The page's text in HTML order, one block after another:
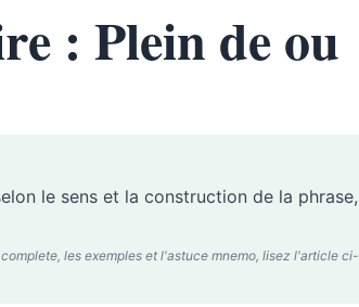
: Plein de ou
le sens et la construction de la phrase,
les exemples et l'astuce mnemo, lisez l'article ci-